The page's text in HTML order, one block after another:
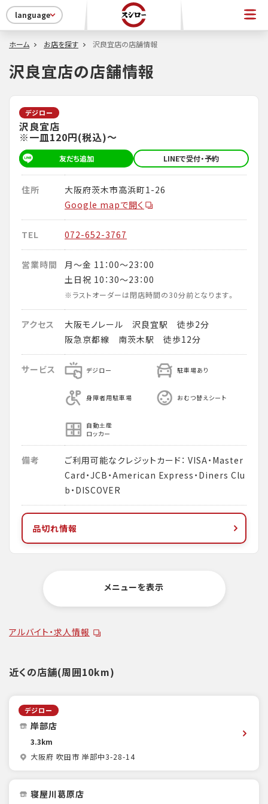
language
ホーム お店を探す 沢良宜店の店舗情報
沢良宜店の店舗情報
デジロー
沢良宜店
※一皿120円(税込)～
友だち追加 LINEで受付・予約
住所
大阪府茨木市高浜町1-26
Google mapで開く
TEL 072-652-3767
営業時間
月～金 11：00～23：00
土日祝 10：30～23：00
※ラストオーダーは閉店時間の30分前となります。
アクセス
大阪モノレール 沢良宜駅 徒歩2分
阪急京都線 南茨木駅 徒歩12分
サービス デジロー 駐車場あり
身障者用駐車場 おむつ替えシート
自動土産
ロッカー
備考
ご利用可能なクレジットカード： VISA・Master
Card・JCB・American Express・Diners Clu
b・DISCOVER
品切れ情報
メニューを表示
アルバイト・求人情報
近くの店舗(周囲10km)
デジロー
岸部店
3.3km
大阪府 吹田市 岸部中3-28-14
寝屋川葛原店